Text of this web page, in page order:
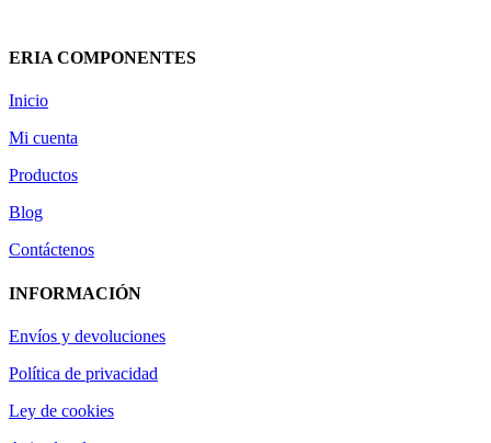
ERIA COMPONENTES
Inicio
Mi cuenta
Productos
Blog
Contáctenos
INFORMACIÓN
Envíos y devoluciones
Política de privacidad
Ley de cookies